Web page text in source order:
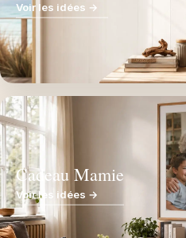
Voir les idées →
Cadeau Mamie
Voir les idées →